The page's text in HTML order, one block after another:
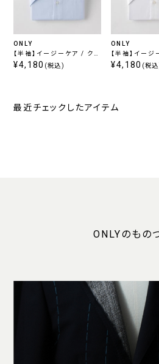
ONLY
【半袖】イージーケア / クー
ルマックス カッタウェイ ス
¥4,180 (税込)
ONLY
【半袖】イー
ルマックス ボ
¥4,180 (税
最近チェックしたアイテム
ONLYのもの